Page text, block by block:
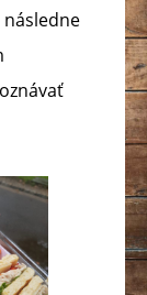
následne